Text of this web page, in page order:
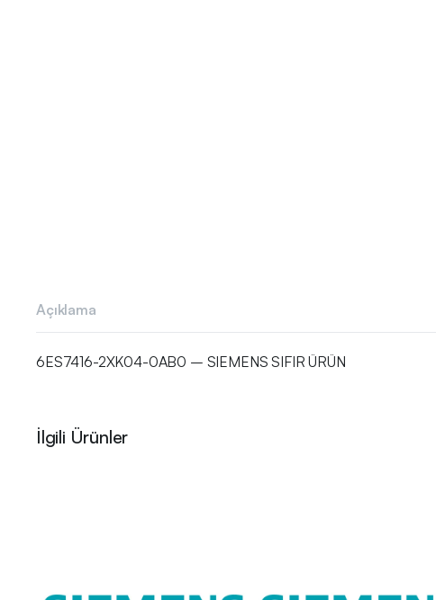
Açıklama
6ES7416-2XK04-0AB0 – SIEMENS SIFIR ÜRÜN
İlgili Ürünler